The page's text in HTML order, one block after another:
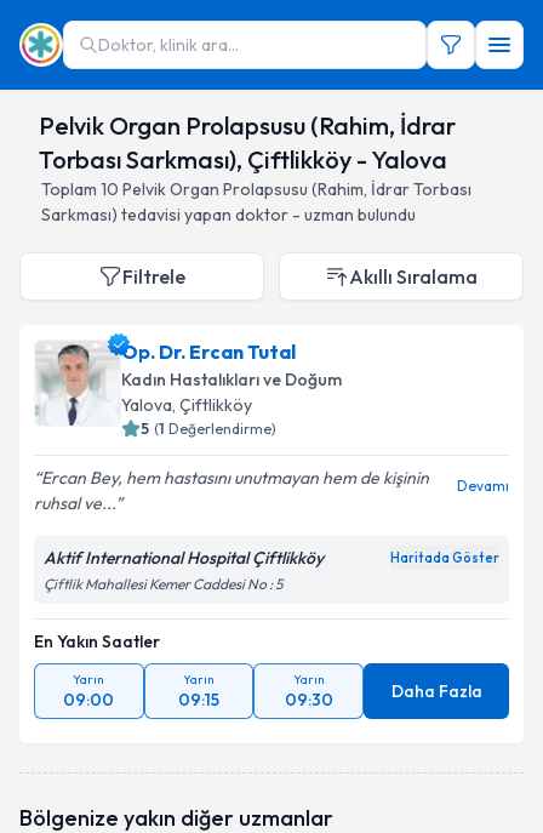
Doktor, klinik ara...
Pelvik Organ Prolapsusu (Rahim, İdrar
Torbası Sarkması), Çiftlikköy - Yalova
Toplam 10 Pelvik Organ Prolapsusu (Rahim, İdrar Torbası
Sarkması) tedavisi yapan doktor - uzman bulundu
Filtrele Akıllı Sıralama
Op. Dr. Ercan Tutal
Kadın Hastalıkları ve Doğum
Yalova, Çiftlikköy
5 (1 Değerlendirme)
Ercan Bey, hem hastasını unutmayan hem de kişinin
ruhsal ve...
Devamı
Aktif International Hospital Çiftlikköy Haritada Göster
Çiftlik Mahallesi Kemer Caddesi No : 5
En Yakın Saatler
Yarın
09:00
Yarın
09:15
Yarın
09:30 Daha Fazla
Bölgenize yakın diğer uzmanlar